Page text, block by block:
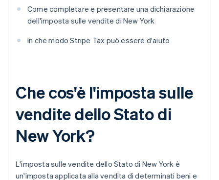
Come completare e presentare una dichiarazione
dell'imposta sulle vendite di New York
In che modo Stripe Tax può essere d'aiuto
Che cos'è l'imposta sulle
vendite dello Stato di
New York?
L'imposta sulle vendite dello Stato di New York è
un'imposta applicata alla vendita di determinati beni e